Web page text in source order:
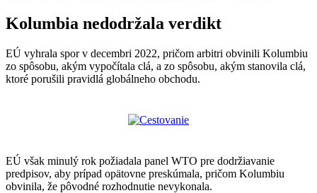
Kolumbia nedodržala verdikt
EÚ vyhrala spor v decembri 2022, pričom arbitri obvinili Kolumbiu
zo spôsobu, akým vypočítala clá, a zo spôsobu, akým stanovila clá,
ktoré porušili pravidlá globálneho obchodu.
EÚ však minulý rok požiadala panel WTO pre dodržiavanie
predpisov, aby prípad opätovne preskúmala, pričom Kolumbiu
obvinila, že pôvodné rozhodnutie nevykonala.